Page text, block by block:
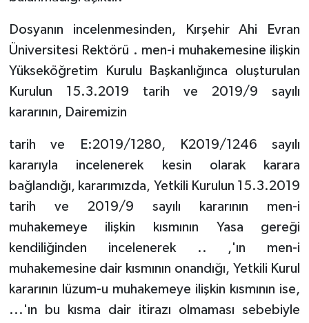
Dosyanın incelenmesinden, Kırşehir Ahi Evran
Üniversitesi Rektörü . men-i muhakemesine ilişkin
Yükseköğretim Kurulu Başkanlığınca oluşturulan
Kurulun 15.3.2019 tarih ve 2019/9 sayılı
kararının, Dairemizin
tarih ve E:2019/1280, K2019/1246 sayılı
kararıyla incelenerek kesin olarak karara
bağlandığı, kararımızda, Yetkili Kurulun 15.3.2019
tarih ve 2019/9 sayılı kararının men-i
muhakemeye ilişkin kısmının Yasa gereği
kendiliğinden incelenerek .. ,'ın men-i
muhakemesine dair kısmının onandığı, Yetkili Kurul
kararının lüzum-u muhakemeye ilişkin kısmının ise,
...'ın bu kısma dair itirazı olmaması sebebiyle